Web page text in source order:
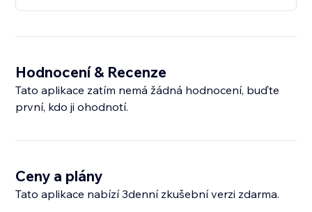
Hodnocení & Recenze
Tato aplikace zatím nemá žádná hodnocení, buďte
první, kdo ji ohodnotí.
Ceny a plány
Tato aplikace nabízí 3denní zkušební verzi zdarma.